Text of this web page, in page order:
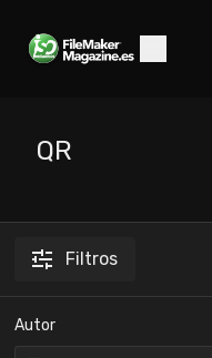
QR
Filtros
Autor